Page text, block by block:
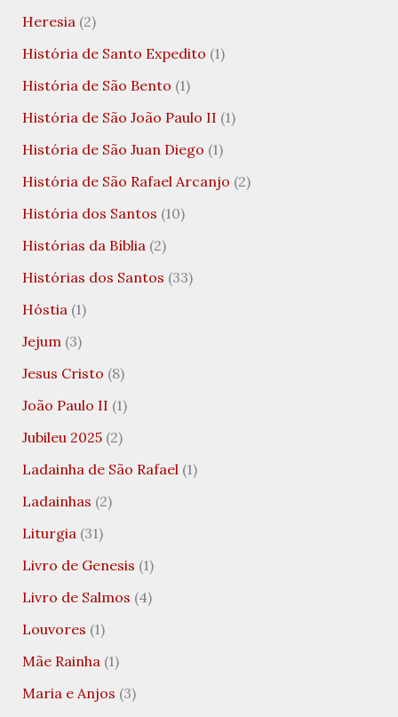
Heresia(2)
História de Santo Expedito (1)
História de São Bento (1)
História de São João Paulo II (1)
História de São Juan Diego (1)
História de São Rafael Arcanjo (2)
História dos Santos (10)
Histórias da Bíblia(2)
Histórias dos Santos (33)
Hóstia(1)
Jejum(3)
Jesus Cristo (8)
João Paulo II (1)
Jubileu 2025(2)
Ladainha de São Rafael(1)
Ladainhas (2)
Liturgia(31)
Livro de Genesis (1)
Livro de Salmos (4)
Louvores (1)
Mãe Rainha(1)
Maria e Anjos (3)